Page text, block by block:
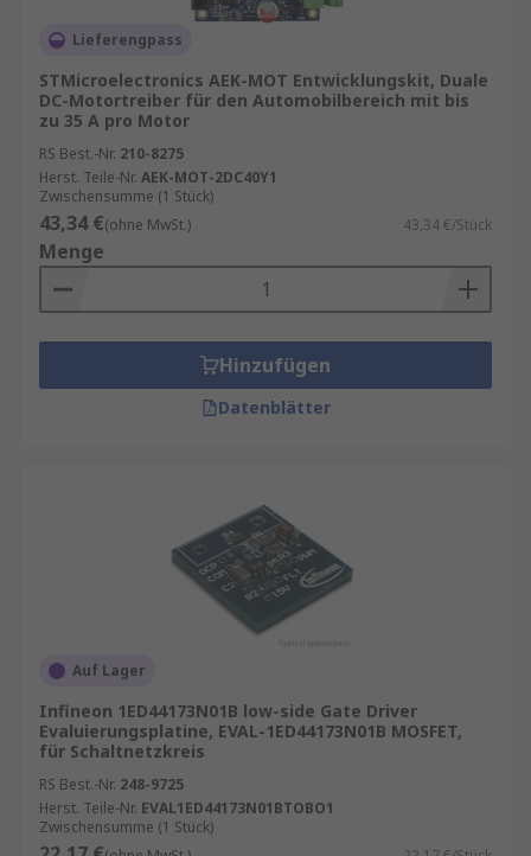
Lieferengpass
STMicroelectronics AEK-MOT Entwicklungskit, Duale
DC-Motortreiber für den Automobilbereich mit bis
zu 35 A pro Motor
RS Best.-Nr. 210-8275
Herst. Teile-Nr. AEK-MOT-2DC40Y1
Zwischensumme (1 Stück)
43,34 €(ohne MwSt.) 43,34 €/Stück
Menge
Hinzufügen
Datenblätter
Auf Lager
Infineon 1ED44173N01B low-side Gate Driver
Evaluierungsplatine, EVAL-1ED44173N01B MOSFET,
für Schaltnetzkreis
RS Best.-Nr. 248-9725
Herst. Teile-Nr. EVAL1ED44173N01BTOBO1
Zwischensumme (1 Stück)